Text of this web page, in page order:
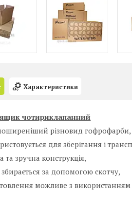
Характеристики
чотириклапанний
різновид гофрофарби,
для зберігання і
та зручна конструкція,
збирається за допомогою скотчу,
можливе з